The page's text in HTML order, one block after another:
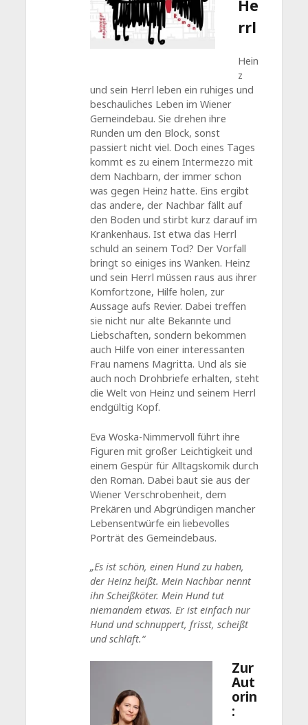
He
rrl
Hein
z
und sein Herrl leben ein ruhiges und
beschauliches Leben im Wiener
Gemeindebau. Sie drehen ihre
Runden um den Block, sonst
passiert nicht viel. Doch eines Tages
kommt es zu einem Intermezzo mit
dem Nachbarn, der immer schon
was gegen Heinz hatte. Eins ergibt
das andere, der Nachbar fällt auf
den Boden und stirbt kurz darauf im
Krankenhaus. Ist etwa das Herrl
schuld an seinem Tod? Der Vorfall
bringt so einiges ins Wanken. Heinz
und sein Herrl müssen raus aus ihrer
Komfortzone, Hilfe holen, zur
Aussage aufs Revier. Dabei treffen
sie nicht nur alte Bekannte und
Liebschaften, sondern bekommen
auch Hilfe von einer interessanten
Frau namens Magritta. Und als sie
auch noch Drohbriefe erhalten, steht
die Welt von Heinz und seinem Herrl
endgültig Kopf.
Eva Woska-Nimmervoll führt ihre
Figuren mit großer Leichtigkeit und
einem Gespür für Alltagskomik durch
den Roman. Dabei baut sie aus der
Wiener Verschrobenheit, dem
Prekären und Abgründigen mancher
Lebensentwürfe ein liebevolles
Porträt des Gemeindebaus.
„Es ist schön, einen Hund zu haben,
der Heinz heißt. Mein Nachbar nennt
ihn Scheißköter. Mein Hund tut
niemandem etwas. Er ist einfach nur
Hund und schnuppert, frisst, scheißt
und schläft.“
Zur
Aut
orin
: